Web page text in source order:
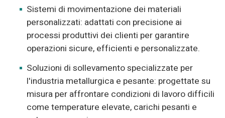
Sistemi di movimentazione dei materiali
personalizzati: adattati con precisione ai
processi produttivi dei clienti per garantire
operazioni sicure, efficienti e personalizzate.
Soluzioni di sollevamento specializzate per
l'industria metallurgica e pesante: progettate su
misura per affrontare condizioni di lavoro difficili
come temperature elevate, carichi pesanti e